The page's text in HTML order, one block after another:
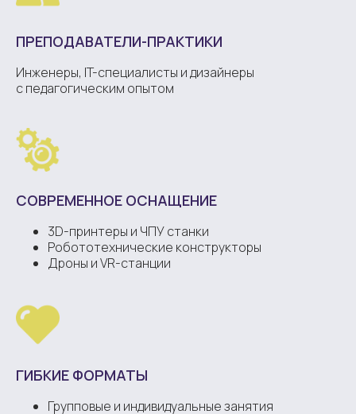
ПРЕПОДАВАТЕЛИ-ПРАКТИКИ
Инженеры, IT-специалисты и дизайнеры
с педагогическим опытом
СОВРЕМЕННОЕ ОСНАЩЕНИЕ
3D-принтеры и ЧПУ станки
Робототехнические конструкторы
Дроны и VR-станции
ГИБКИЕ ФОРМАТЫ
Групповые и индивидуальные занятия